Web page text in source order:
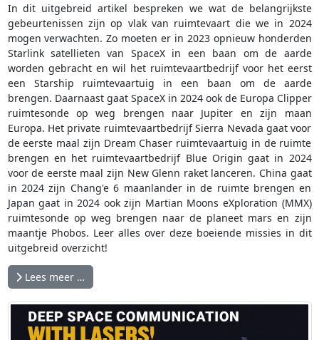
In dit uitgebreid artikel bespreken we wat de belangrijkste
gebeurtenissen zijn op vlak van ruimtevaart die we in 2024
mogen verwachten. Zo moeten er in 2023 opnieuw honderden
Starlink satellieten van SpaceX in een baan om de aarde
worden gebracht en wil het ruimtevaartbedrijf voor het eerst
een Starship ruimtevaartuig in een baan om de aarde
brengen. Daarnaast gaat SpaceX in 2024 ook de Europa Clipper
ruimtesonde op weg brengen naar Jupiter en zijn maan
Europa. Het private ruimtevaartbedrijf Sierra Nevada gaat voor
de eerste maal zijn Dream Chaser ruimtevaartuig in de ruimte
brengen en het ruimtevaartbedrijf Blue Origin gaat in 2024
voor de eerste maal zijn New Glenn raket lanceren. China gaat
in 2024 zijn Chang'e 6 maanlander in de ruimte brengen en
Japan gaat in 2024 ook zijn Martian Moons eXploration (MMX)
ruimtesonde op weg brengen naar de planeet mars en zijn
maantje Phobos. Leer alles over deze boeiende missies in dit
uitgebreid overzicht!
Lees meer …